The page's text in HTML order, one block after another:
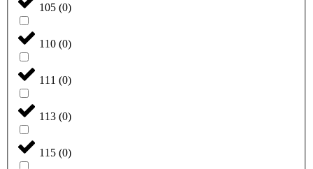
105 (0)
110 (0)
111 (0)
113 (0)
115 (0)